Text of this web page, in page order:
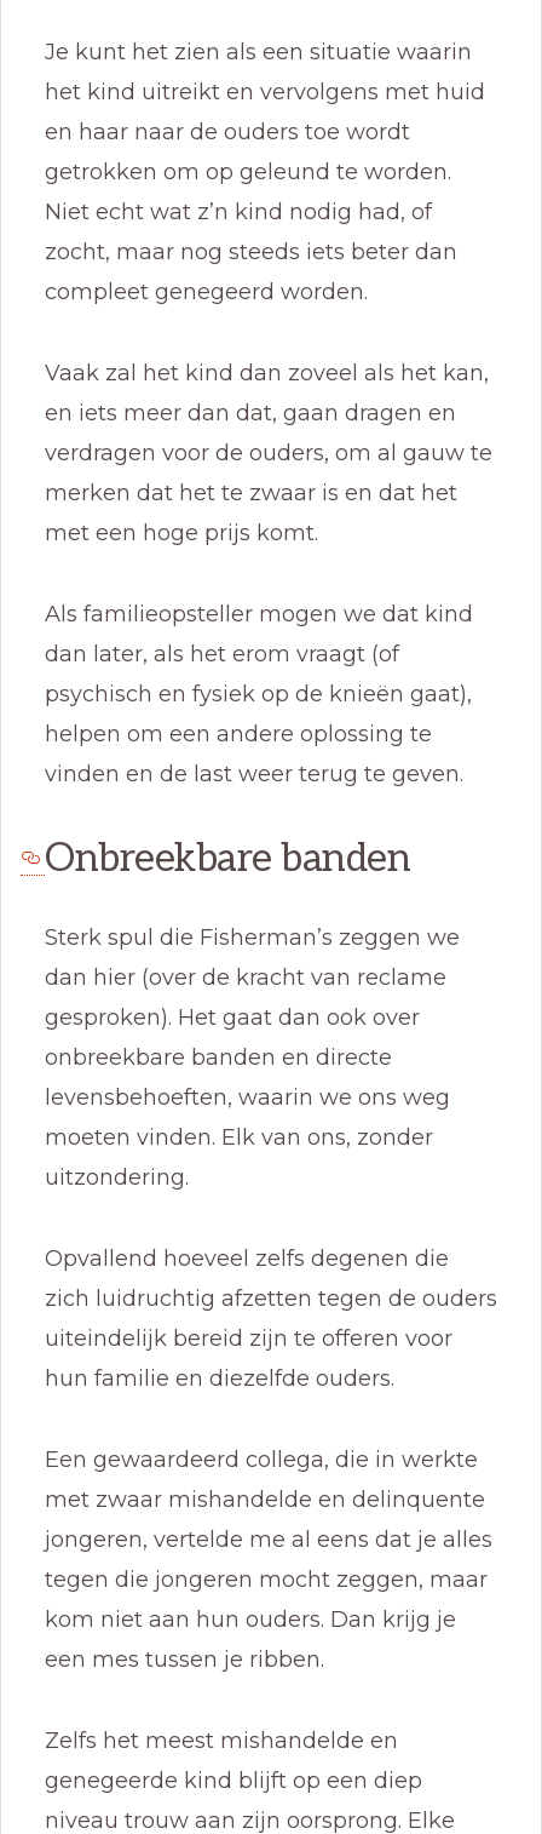
Je kunt het zien als een situatie waarin
het kind uitreikt en vervolgens met huid
en haar naar de ouders toe wordt
getrokken om op geleund te worden.
Niet echt wat z’n kind nodig had, of
zocht, maar nog steeds iets beter dan
compleet genegeerd worden.
Vaak zal het kind dan zoveel als het kan,
en iets meer dan dat, gaan dragen en
verdragen voor de ouders, om al gauw te
merken dat het te zwaar is en dat het
met een hoge prijs komt.
Als familieopsteller mogen we dat kind
dan later, als het erom vraagt (of
psychisch en fysiek op de knieën gaat),
helpen om een andere oplossing te
vinden en de last weer terug te geven.
Onbreekbare banden
Sterk spul die Fisherman’s zeggen we
dan hier (over de kracht van reclame
gesproken). Het gaat dan ook over
onbreekbare banden en directe
levensbehoeften, waarin we ons weg
moeten vinden. Elk van ons, zonder
uitzondering.
Opvallend hoeveel zelfs degenen die
zich luidruchtig afzetten tegen de ouders
uiteindelijk bereid zijn te offeren voor
hun familie en diezelfde ouders.
Een gewaardeerd collega, die in werkte
met zwaar mishandelde en delinquente
jongeren, vertelde me al eens dat je alles
tegen die jongeren mocht zeggen, maar
kom niet aan hun ouders. Dan krijg je
een mes tussen je ribben.
Zelfs het meest mishandelde en
genegeerde kind blijft op een diep
niveau trouw aan zijn oorsprong. Elke